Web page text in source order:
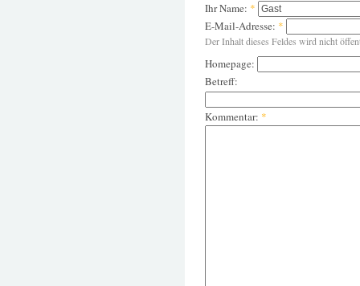
Ihr Name: *
E-Mail-Adresse: *
Der Inhalt dieses Feldes wird nicht
Homepage:
Betreff:
Kommentar: *